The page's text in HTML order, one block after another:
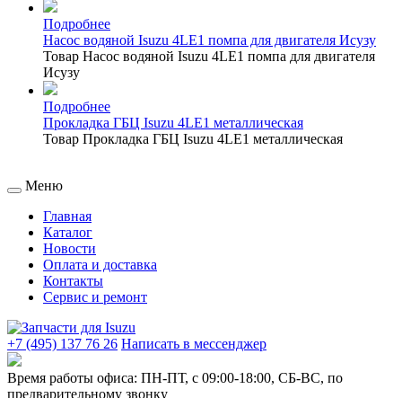
Подробнее
Насос водяной Isuzu 4LE1 помпа для двигателя Исузу
Товар Насос водяной Isuzu 4LE1 помпа для двигателя
Исузу
Подробнее
Прокладка ГБЦ Isuzu 4LE1 металлическая
Товар Прокладка ГБЦ Isuzu 4LE1 металлическая
Меню
Главная
Каталог
Новости
Оплата и доставка
Контакты
Сервис и ремонт
+7 (495) 137 76 26 Написать в мессенджер
Время работы офиса: ПН-ПТ, с 09:00-18:00, СБ-ВС, по
предварительному звонку